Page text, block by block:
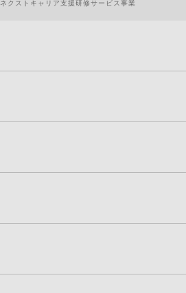
ネクストキャリア支援研修サービス事業